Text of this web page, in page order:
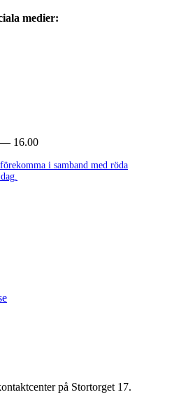
medier:
16.00
i samband med röda
på Stortorget 17.